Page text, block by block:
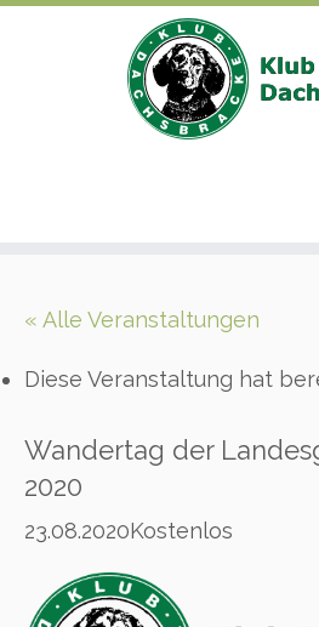
« Alle Veranstaltungen
Diese Veranstaltung hat
Wandertag der
2020
23.08.2020Kostenlos